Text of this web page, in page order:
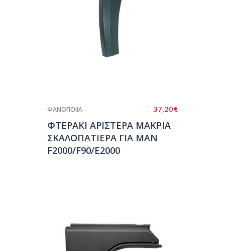
37,20€
ΦΑΝΟΠΟΙΙΑ
ΦΤΕΡΑΚΙ ΑΡΙΣΤΕΡΑ ΜΑΚΡΙΑ
ΣΚΑΛΟΠΑΤΙΕΡΑ ΓΙΑ ΜΑΝ
F2000/F90/E2000